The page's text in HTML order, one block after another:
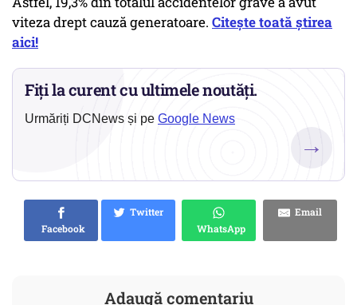
viteza drept cauză generatoare. Citește toată știrea
aici!
Fiți la curent cu ultimele noutăți.
Urmăriți DCNews și pe Google News
→
Facebook
Twitter
WhatsApp
Email
Adaugă comentariu